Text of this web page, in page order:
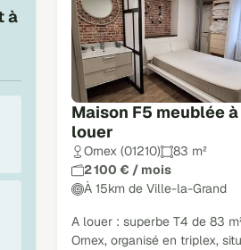
Maison F5 meublée à
louer
Ornex (01210)
83 m²
2 100 € / mois
À 15km de Ville-la-Grand
A louer : superbe T4 de 83
Ornex, organisé en triplex,
à